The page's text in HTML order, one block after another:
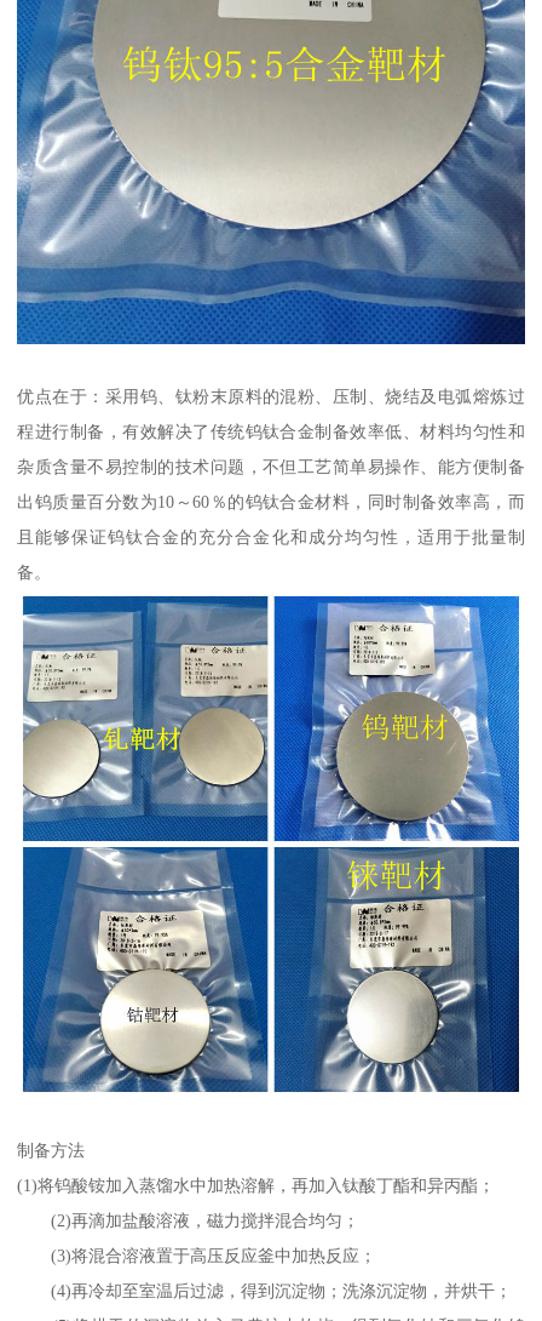
优点在于：采用钨、钛粉末原料的混粉、压制、烧结及电弧熔炼过
程进行制备，有效解决了传统钨钛合金制备效率低、材料均匀性和
杂质含量不易控制的技术问题，不但工艺简单易操作、能方便制备
出钨质量百分数为10～60％的钨钛合金材料，同时制备效率高，而
且能够保证钨钛合金的充分合金化和成分均匀性，适用于批量制
备。
制备方法
(1)将钨酸铵加入蒸馏水中加热溶解，再加入钛酸丁酯和异丙酯；
(2)再滴加盐酸溶液，磁力搅拌混合均匀；
(3)将混合溶液置于高压反应釜中加热反应；
(4)再冷却至室温后过滤，得到沉淀物；洗涤沉淀物，并烘干；